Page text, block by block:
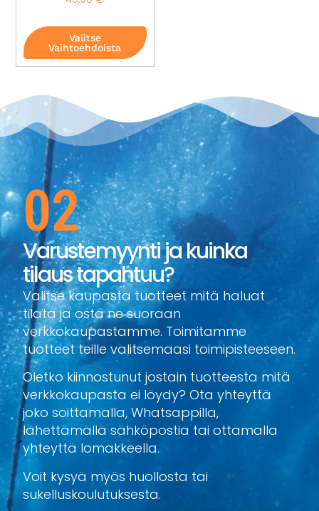
Valitse
Vaihtoehdoista
02
Varustemyynti ja kuinka
tilaus tapahtuu?
Valitse kaupasta tuotteet mitä haluat
tilata ja osta ne suoraan
verkkokaupastamme. Toimitamme
tuotteet teille valitsemaasi toimipisteeseen.
Oletko kiinnostunut jostain tuotteesta mitä
verkkokaupasta ei löydy? Ota yhteyttä
joko soittamalla, Whatsappilla,
lähettämällä sähköpostia tai ottamalla
yhteyttä lomakkeella.
Voit kysyä myös huollosta tai
sukelluskoulutuksesta.